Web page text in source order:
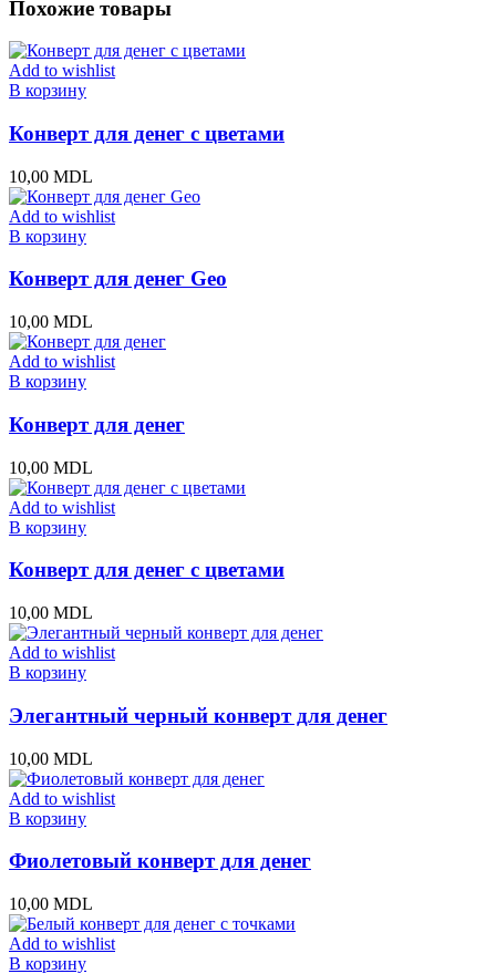
Похожие товары
Add to wishlist
В корзину
Конверт для денег с цветами
10,00 MDL
Add to wishlist
В корзину
Конверт для денег Geo
10,00 MDL
Add to wishlist
В корзину
Конверт для денег
10,00 MDL
Add to wishlist
В корзину
Конверт для денег с цветами
10,00 MDL
Add to wishlist
В корзину
Элегантный черный конверт для денег
10,00 MDL
Add to wishlist
В корзину
Фиолетовый конверт для денег
10,00 MDL
Add to wishlist
В корзину